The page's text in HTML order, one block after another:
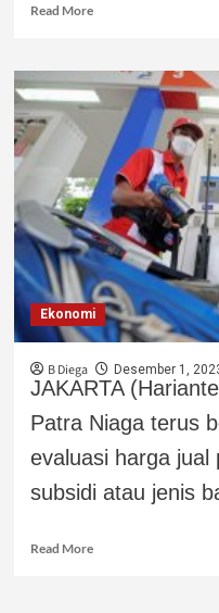
Read More
Ekonomi
B Diega Desember 1,
JAKARTA
Patra Niaga terus
evaluasi harga jual
subsidi atau jenis
Read More